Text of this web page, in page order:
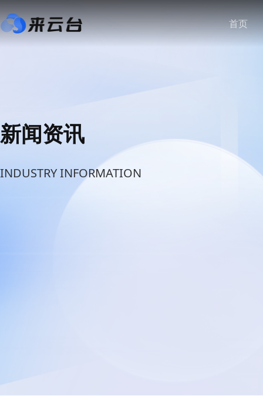
首页
新闻资讯
INDUSTRY INFORMATION